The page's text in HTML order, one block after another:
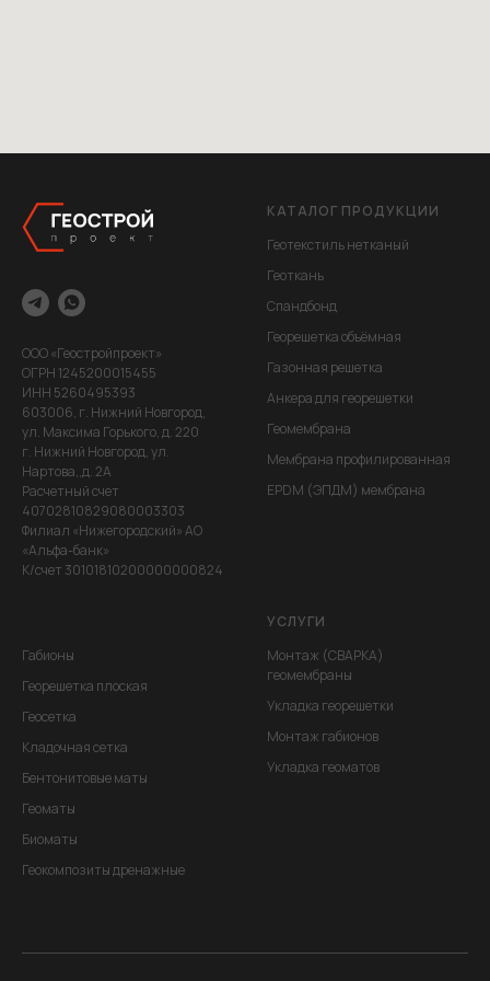
ООО «Геостройпроект»
ОГРН 1245200015455
ИНН 5260495393
603006, г. Нижний Новгород,
ул. Максима Горького, д. 220
г. Нижний Новгород, ул.
Нартова,,д. 2А
Расчетный счет
40702810829080003303
Филиал «Нижегородский» АО
«Альфа-банк»
К/счет 30101810200000000824
КАТАЛОГ ПРОДУКЦИИ
Геотекстиль нетканый
Геоткань
Спандбонд
Георешетка объёмная
Газонная решетка
Анкера для георешетки
Геомембрана
Мембрана профилированная
EPDM (ЭПДМ) мембрана
Габионы
Георешетка плоская
Геосетка
Кладочная сетка
Бентонитовые маты
Геоматы
Биоматы
Геокомпозиты дренажные
УСЛУГИ
Монтаж (СВАРКА)
геомембраны
Укладка георешетки
Монтаж габионов
Укладка геоматов